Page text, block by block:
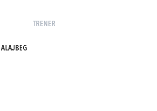
TRENER
ALAJBEG